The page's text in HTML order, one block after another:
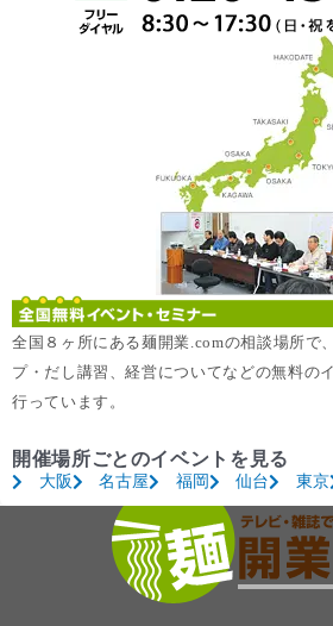
全国８ヶ所にある麺開業.comの相談場所で
プ・だし講習、経営についてなどの無料の
行っています。
開催場所ごとのイベントを見る
大阪 名古屋 福岡 仙台 東京